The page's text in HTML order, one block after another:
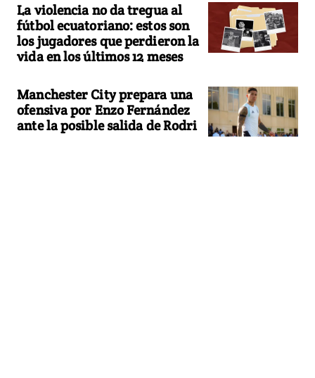
La violencia no da tregua al
fútbol ecuatoriano: estos son
los jugadores que perdieron la
vida en los últimos 12 meses
Manchester City prepara una
ofensiva por Enzo Fernández
ante la posible salida de Rodri